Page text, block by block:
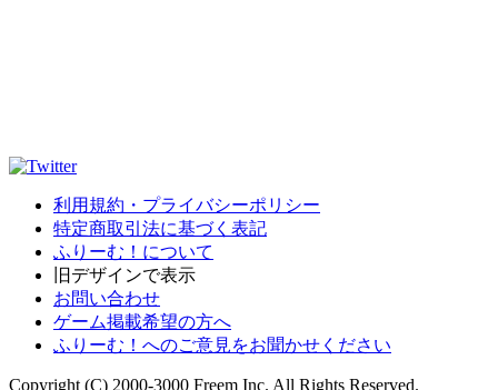
利用規約・プライバシーポリシー
特定商取引法に基づく表記
ふりーむ！について
旧デザインで表示
お問い合わせ
ゲーム掲載希望の方へ
ふりーむ！へのご意見をお聞かせください
Copyright (C) 2000-3000 Freem Inc. All Rights Reserved.